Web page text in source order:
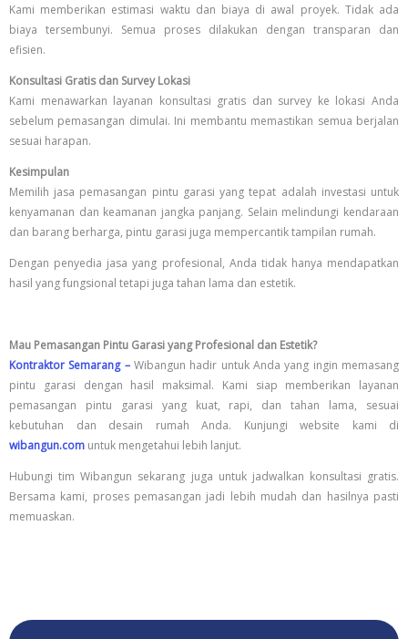
Kami memberikan estimasi waktu dan biaya di awal proyek. Tidak ada
biaya tersembunyi. Semua proses dilakukan dengan transparan dan
efisien.
Konsultasi Gratis dan Survey Lokasi
Kami menawarkan layanan konsultasi gratis dan survey ke lokasi Anda
sebelum pemasangan dimulai. Ini membantu memastikan semua berjalan
sesuai harapan.
Kesimpulan
Memilih jasa pemasangan pintu garasi yang tepat adalah investasi untuk
kenyamanan dan keamanan jangka panjang. Selain melindungi kendaraan
dan barang berharga, pintu garasi juga mempercantik tampilan rumah.
Dengan penyedia jasa yang profesional, Anda tidak hanya mendapatkan
hasil yang fungsional tetapi juga tahan lama dan estetik.
Mau Pemasangan Pintu Garasi yang Profesional dan Estetik?
Kontraktor Semarang – Wibangun hadir untuk Anda yang ingin memasang
pintu garasi dengan hasil maksimal. Kami siap memberikan layanan
pemasangan pintu garasi yang kuat, rapi, dan tahan lama, sesuai
kebutuhan dan desain rumah Anda. Kunjungi website kami di
wibangun.com untuk mengetahui lebih lanjut.
Hubungi tim Wibangun sekarang juga untuk jadwalkan konsultasi gratis.
Bersama kami, proses pemasangan jadi lebih mudah dan hasilnya pasti
memuaskan.